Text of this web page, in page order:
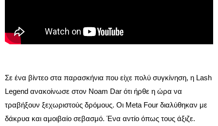
Σε ένα βίντεο στα παρασκήνια που είχε πολύ συγκίνηση, η Lash
Legend ανακοίνωσε στον Noam Dar ότι ήρθε η ώρα να
τραβήξουν ξεχωριστούς δρόμους. Οι Meta Four διαλύθηκαν με
δάκρυα και αμοιβαίο σεβασμό. Ένα αντίο όπως τους άξιζε.